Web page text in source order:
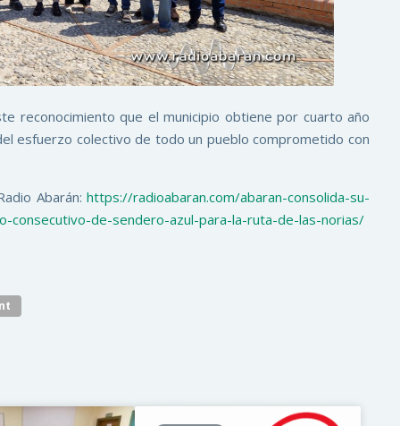
reconocimiento que el municipio obtiene por cuarto año
esfuerzo colectivo de todo un pueblo comprometido con
Abarán: https://radioabaran.com/abaran-consolida-su-
consecutivo-de-sendero-azul-para-la-ruta-de-las-norias/